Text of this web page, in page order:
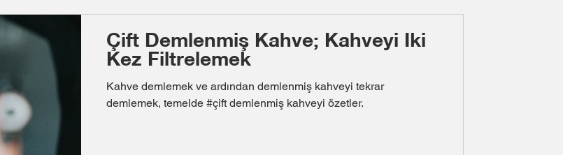
Çift Demlenmiş Kahve; Kahveyi İki
Kez Filtrelemek
Kahve demlemek ve ardından demlenmiş kahveyi tekrar
demlemek, temelde #çift demlenmiş kahveyi özetler.